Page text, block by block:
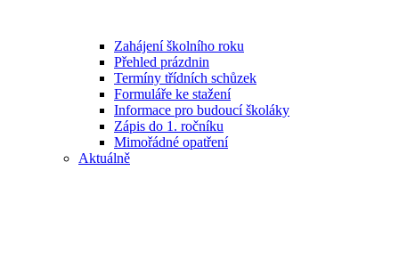
Zahájení školního roku
Přehled prázdnin
Termíny třídních schůzek
Formuláře ke stažení
Informace pro budoucí školáky
Zápis do 1. ročníku
Mimořádné opatření
Aktuálně